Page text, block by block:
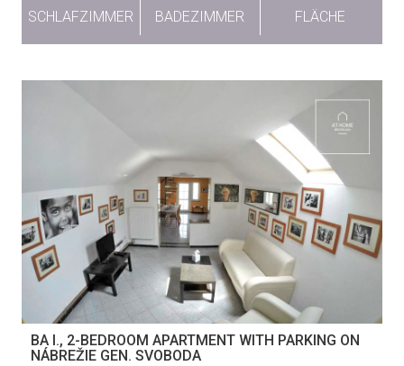
SCHLAFZIMMER
BADEZIMMER
FLÄCHE
BA I., 2-BEDROOM APARTMENT WITH PARKING ON
NÁBREŽIE GEN. SVOBODA